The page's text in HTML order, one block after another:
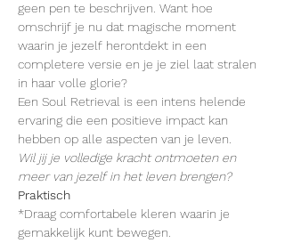
geen pen te beschrijven. Want hoe
omschrijf je nu dat magische moment
waarin je jezelf herontdekt in een
completere versie en je je ziel laat stralen
in haar volle glorie?
Een Soul Retrieval is een intens helende
ervaring die een positieve impact kan
hebben op alle aspecten van je leven.
Wil jij je volledige kracht ontmoeten en
meer van jezelf in het leven brengen?
Praktisch
*Draag comfortabele kleren waarin je
gemakkelijk kunt bewegen.